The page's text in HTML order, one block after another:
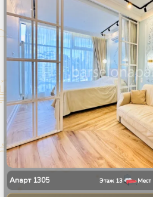
Апарт 1305 Этаж 13 Мест